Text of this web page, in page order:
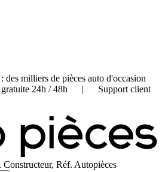
des milliers de pièces auto d'occasion
24h / 48h | Support client
Réf. Autopièces